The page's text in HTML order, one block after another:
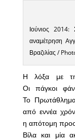
Ιούνιος 2014:
αναμέτρηση
Βραζιλίας /
Η λόξα με
Οι πάγκοι
Το
από εννέα
η απότομη
Βίλα και μία